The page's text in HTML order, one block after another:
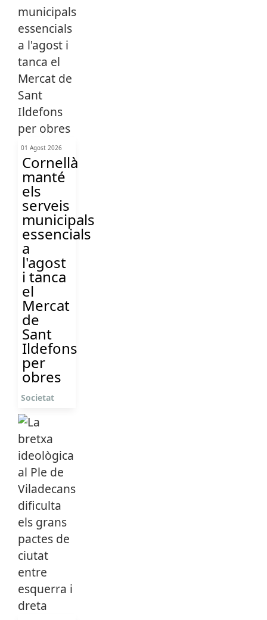
01 Agost 2026
Cornellà
manté
els
serveis
municipals
essencials
a
l'agost
i tanca
el
Mercat
de
Sant
Ildefons
per
obres
Societat